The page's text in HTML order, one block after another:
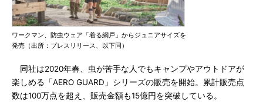
ワークマン、防虫ウェア「着る網戸」からジュニアサイズを
発売（出所：プレスリリース、以下同）
同社は2020年春、虫が苦手な人でもキャンプやアウトドアが
楽しめる「AERO GUARD」シリーズの販売を開始。累計販売点
数は100万点を超え、販売金額も15億円を突破している。